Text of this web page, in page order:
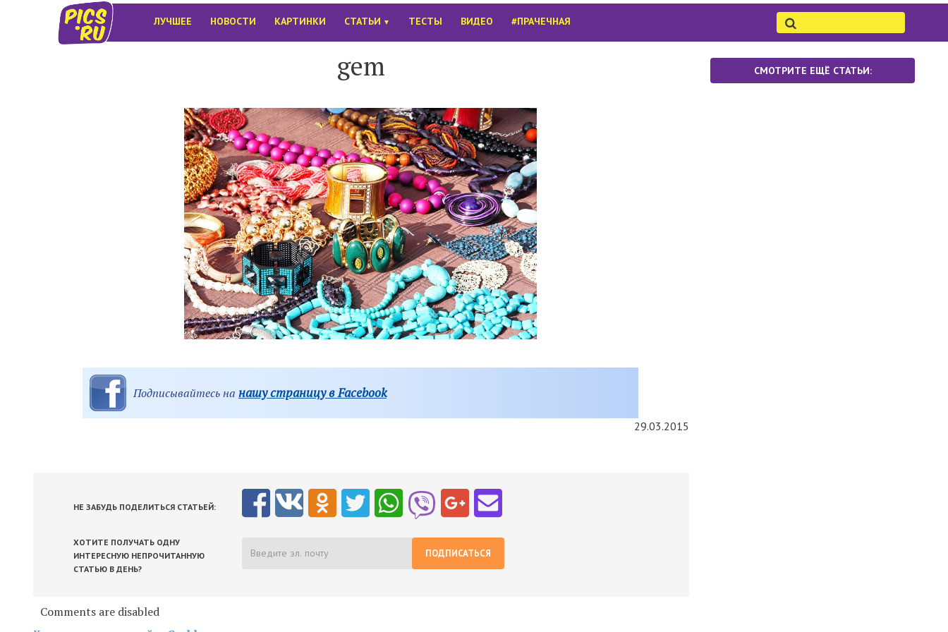
ЛУЧШЕЕ НОВОСТИ КАРТИНКИ СТАТЬИ ▼ ТЕСТЫ ВИДЕО #ПРАЧЕЧНАЯ
gem
Подписывайтесь на нашу страницу в Facebook
29.03.2015
НЕ ЗАБУДЬ ПОДЕЛИТЬСЯ СТАТЬЕЙ:
ХОТИТЕ ПОЛУЧАТЬ ОДНУ
ИНТЕРЕСНУЮ НЕПРОЧИТАННУЮ
СТАТЬЮ В ДЕНЬ?
ПОДПИСАТЬСЯ
Comments are disabled
СМОТРИТЕ ЕЩЁ СТАТЬИ: